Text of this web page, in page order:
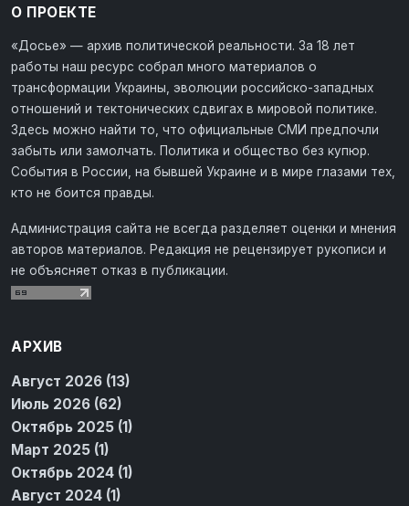
О ПРОЕКТЕ
«Досье» — архив политической реальности. За 18 лет
работы наш ресурс собрал много материалов о
трансформации Украины, эволюции российско-западных
отношений и тектонических сдвигах в мировой политике.
Здесь можно найти то, что официальные СМИ предпочли
забыть или замолчать. Политика и общество без купюр.
События в России, на бывшей Украине и в мире глазами тех,
кто не боится правды.
Администрация сайта не всегда разделяет оценки и мнения
авторов материалов. Редакция не рецензирует рукописи и
не объясняет отказ в публикации.
АРХИВ
Август 2026 (13)
Июль 2026 (62)
Октябрь 2025 (1)
Март 2025 (1)
Октябрь 2024 (1)
Август 2024 (1)